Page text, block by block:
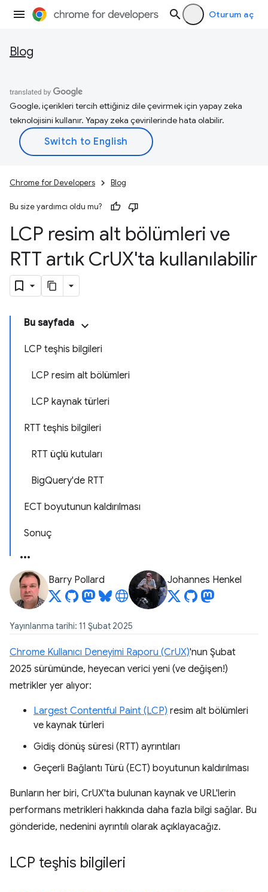
Oturum aç
Blog
Google, içerikleri tercih ettiğiniz dile çevirmek için yapay zeka
teknolojisini kullanır. Yapay zeka çevirilerinde hata olabilir.
Chrome for Developers Blog
Bu size yardımcı oldu mu?
LCP resim alt bölümleri ve
RTT artık CrUX'ta kullanılabilir
Bu sayfada
LCP teşhis bilgileri
LCP resim alt bölümleri
LCP kaynak türleri
RTT teşhis bilgileri
RTT üçlü kutuları
BigQuery'de RTT
ECT boyutunun kaldırılması
Sonuç
Barry Pollard Johannes Henkel
Yayınlanma tarihi: 11 Şubat 2025
Chrome Kullanıcı Deneyimi Raporu (CrUX)'nun Şubat
2025 sürümünde, heyecan verici yeni (ve değişen!)
metrikler yer alıyor:
Largest Contentful Paint (LCP) resim alt bölümleri
ve kaynak türleri
Gidiş dönüş süresi (RTT) ayrıntıları
Geçerli Bağlantı Türü (ECT) boyutunun kaldırılması
Bunların her biri, CrUX'ta bulunan kaynak ve URL'lerin
performans metrikleri hakkında daha fazla bilgi sağlar. Bu
gönderide, nedenini ayrıntılı olarak açıklayacağız.
LCP teşhis bilgileri